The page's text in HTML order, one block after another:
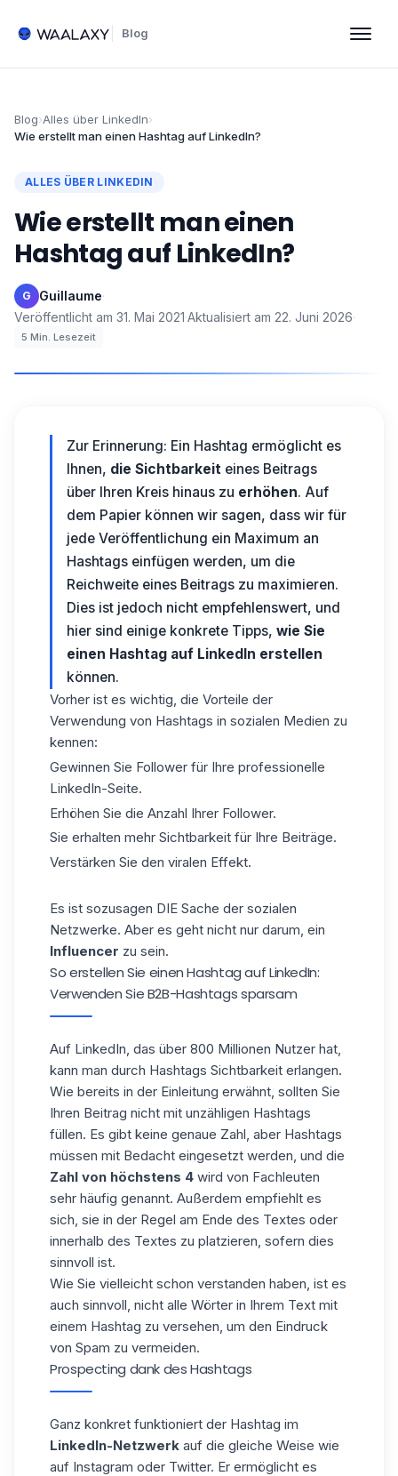
Blog
Blog›Alles über LinkedIn›
Wie erstellt man einen Hashtag auf LinkedIn?
ALLES ÜBER LINKEDIN
Wie erstellt man einen
Hashtag auf LinkedIn?
G Guillaume·
Veröffentlicht am 31. Mai 2021·Aktualisiert am 22. Juni 2026·
5 Min. Lesezeit
Zur Erinnerung: Ein Hashtag ermöglicht es
Ihnen, die Sichtbarkeit eines Beitrags
über Ihren Kreis hinaus zu erhöhen. Auf
dem Papier können wir sagen, dass wir für
jede Veröffentlichung ein Maximum an
Hashtags einfügen werden, um die
Reichweite eines Beitrags zu maximieren.
Dies ist jedoch nicht empfehlenswert, und
hier sind einige konkrete Tipps, wie Sie
einen Hashtag auf LinkedIn erstellen
können.
Vorher ist es wichtig, die Vorteile der
Verwendung von Hashtags in sozialen Medien zu
kennen:
Gewinnen Sie Follower für Ihre professionelle
LinkedIn-Seite.
Erhöhen Sie die Anzahl Ihrer Follower.
Sie erhalten mehr Sichtbarkeit für Ihre Beiträge.
Verstärken Sie den viralen Effekt.
Es ist sozusagen DIE Sache der sozialen
Netzwerke. Aber es geht nicht nur darum, ein
Influencer zu sein.
So erstellen Sie einen Hashtag auf LinkedIn:
Verwenden Sie B2B-Hashtags sparsam
Auf LinkedIn , das über 800 Millionen Nutzer hat,
kann man durch Hashtags Sichtbarkeit erlangen.
Wie bereits in der Einleitung erwähnt, sollten Sie
Ihren Beitrag nicht mit unzähligen Hashtags
füllen. Es gibt keine genaue Zahl, aber Hashtags
müssen mit Bedacht eingesetzt werden, und die
Zahl von höchstens 4 wird von Fachleuten
sehr häufig genannt. Außerdem empfiehlt es
sich, sie in der Regel am Ende des Textes oder
innerhalb des Textes zu platzieren, sofern dies
sinnvoll ist.
Wie Sie vielleicht schon verstanden haben, ist es
auch sinnvoll, nicht alle Wörter in Ihrem Text mit
einem Hashtag zu versehen, um den Eindruck
von Spam zu vermeiden.
Prospecting dank des Hashtags
Ganz konkret funktioniert der Hashtag im
LinkedIn-Netzwerk auf die gleiche Weise wie
auf Instagram oder Twitter. Er ermöglicht es